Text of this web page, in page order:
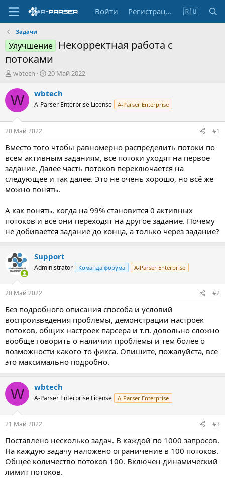
Войти Регистрация 🇷🇺
Задачи
Улучшение
Некорректная работа с
потоками
А
т
о
т
е
м
ы
wbtech
Д
т
н
а
л
20 Май 2022
W wbtech
A-Parser Enterprise License A-Parser Enterprise
20 Май 2022 #1
Вместо того чтобы равномерно распределить потоки по
всем активным заданиям, все потоки уходят на первое
задание. Далее часть потоков переключается на
следующее и так далее. Это не очень хорошо, но всё же
можно понять.
А как понять, когда на 99% становится 0 активных
потоков и все они переходят на другое задание. Почему
не добивается задание до конца, а только через задание?
Support
Administrator Команда форума A-Parser Enterprise
20 Май 2022 #2
Без подробного описания способа и условий
воспроизведения проблемы, демонстрации настроек
потоков, общих настроек парсера и т.п. довольно сложно
вообще говорить о наличии проблемы и тем более о
возможности какого-то фикса. Опишите, пожалуйста, все
это максимально подробно.
W wbtech
A-Parser Enterprise License A-Parser Enterprise
21 Май 2022 #3
Поставлено несколько задач. В каждой по 1000 запросов.
На каждую задачу наложено ограничение в 100 потоков.
Общее количество потоков 100. Включен динамический
лимит потоков.